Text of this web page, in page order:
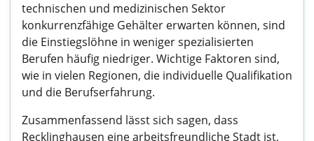
technischen und medizinischen Sektor
konkurrenzfähige Gehälter erwarten können, sind
die Einstiegslöhne in weniger spezialisierten
Berufen häufig niedriger. Wichtige Faktoren sind,
wie in vielen Regionen, die individuelle Qualifikation
und die Berufserfahrung.
Zusammenfassend lässt sich sagen, dass
Recklinghausen eine arbeitsfreundliche Stadt ist,